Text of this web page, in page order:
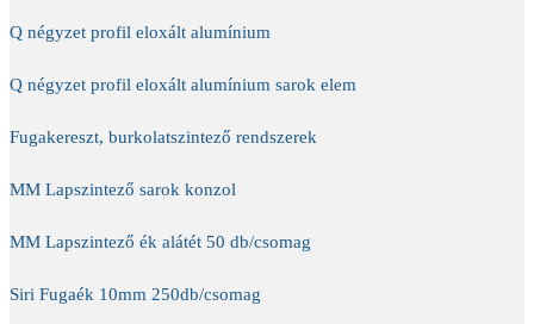
Q négyzet profil eloxált alumínium
Q négyzet profil eloxált alumínium sarok elem
Fugakereszt, burkolatszintező rendszerek
MM Lapszintező sarok konzol
MM Lapszintező ék alátét 50 db/csomag
Siri Fugaék 10mm 250db/csomag